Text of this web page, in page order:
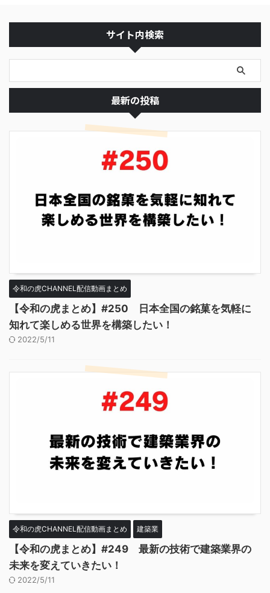
サイト内検索
最新の投稿
令和の虎CHANNEL配信動画まとめ
【令和の虎まとめ】#250 日本全国の銘菓を気軽に
知れて楽しめる世界を構築したい！
2022/5/11
令和の虎CHANNEL配信動画まとめ 建築業
【令和の虎まとめ】#249 最新の技術で建築業界の
未来を変えていきたい！
2022/5/11